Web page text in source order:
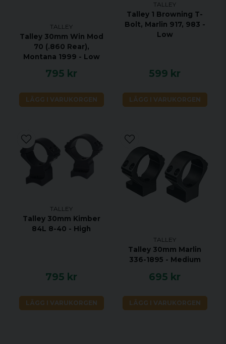
TALLEY
Talley 30mm Win Mod
70 (.860 Rear),
Montana 1999 - Low
795 kr
LÄGG I VARUKORGEN
TALLEY
Talley 1 Browning T-
Bolt, Marlin 917, 983 -
Low
599 kr
LÄGG I VARUKORGEN
TALLEY
Talley 30mm Kimber
84L 8-40 - High
795 kr
LÄGG I VARUKORGEN
TALLEY
Talley 30mm Marlin
336-1895 - Medium
695 kr
LÄGG I VARUKORGEN